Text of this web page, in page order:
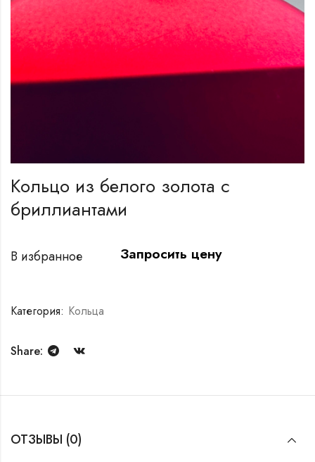
Кольцо из белого золота с
бриллиантами
В избранное Запросить цену
Категория: Кольца
Share:
ОТЗЫВЫ (0)